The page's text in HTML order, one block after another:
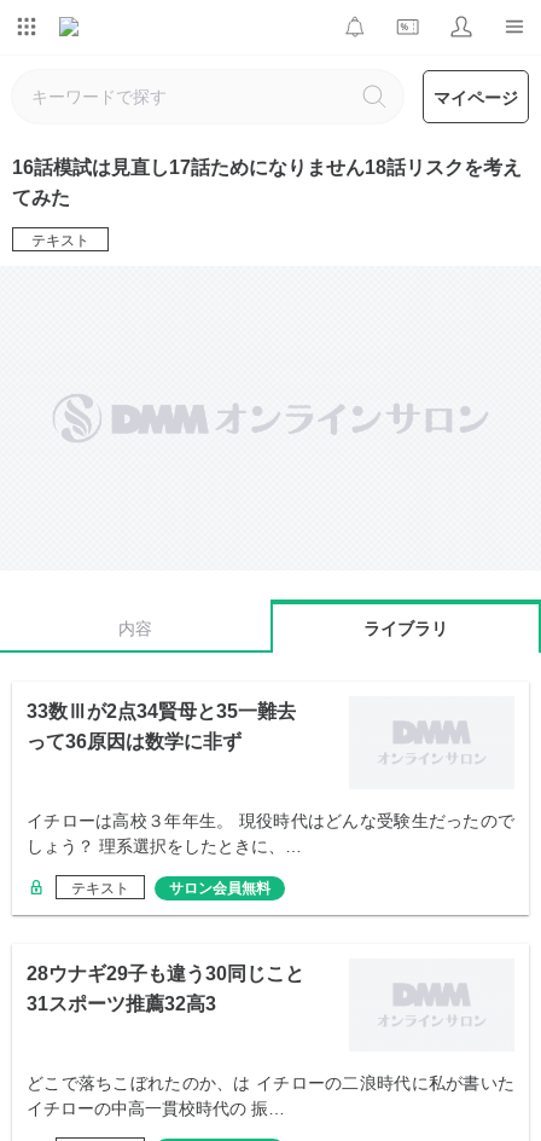
マイページ
16話模試は見直し17話ためになりません18話リスクを考え
てみた
テキスト
内容 ライブラリ
33数Ⅲが2点34賢母と35一難去
って36原因は数学に非ず
イチローは高校３年年生。 現役時代はどんな受験生だったので
しょう？ 理系選択をしたときに、…
テキスト サロン会員無料
28ウナギ29子も違う30同じこと
31スポーツ推薦32高3
どこで落ちこぼれたのか、は イチローの二浪時代に私が書いた
イチローの中高一貫校時代の 振…